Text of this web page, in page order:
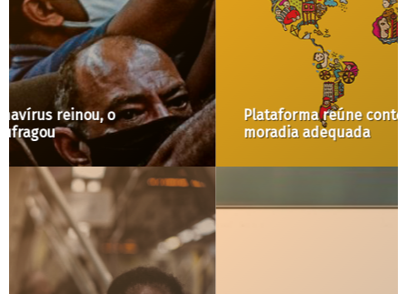
Plataforma reúne conteúdo global sobre direito à
moradia adequada